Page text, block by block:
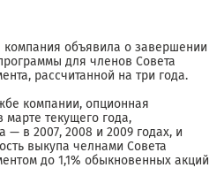
компания объявила о завершении
для членов Совета
рассчитанной на три года.
компании, опционная
текущего года,
— в 2007, 2008 и 2009 годах, и
выкупа челнами Совета
до 1,1% обыкновенных акций